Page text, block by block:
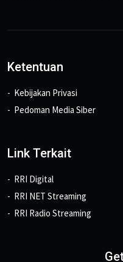
Ketentuan
Kebijakan Privasi
Pedoman Media Siber
Link Terkait
RRI Digital
RRI NET Streaming
RRI Radio Streaming